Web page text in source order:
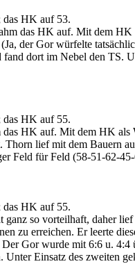
HK auf 53.
das HK auf. Mit dem
der Gor würfelte
dort im Nebel den TS.
HK auf 55.
HK auf. Mit dem HK
lief mit dem Bauern
Feld für Feld (58-51-62-
HK auf 55.
so vorteilhaft, daher
zu erreichen. Er leerte
Gor wurde mit 6:6 u.
Unter Einsatz des zweiten